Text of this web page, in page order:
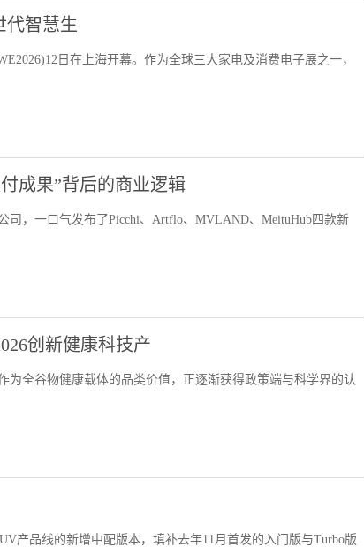
代智慧生
日在上海开幕。作为全球三大家电及消费电子展之一，
成果”背后的商业逻辑
司，一口气发布了Picchi、Artflo、MVLAND、MeituHub四款新
创新健康科技产
全谷物健康载体的品类价值，正逐渐获得政策端与科学界的认
产品线的新增中配版本，填补去年11月首发的入门版与Turbo版